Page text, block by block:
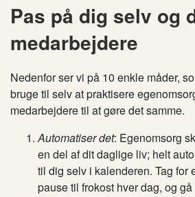
Pas på dig selv og
medarbejdere
Nedenfor ser vi på 10 enkle måder,
bruge til selv at praktisere
medarbejdere til at gøre det samme.
Automatiser det: Egenomsorg
en del af dit daglige liv; helt
til dig selv i kalenderen. Tag for
pause til frokost hver dag, og gå